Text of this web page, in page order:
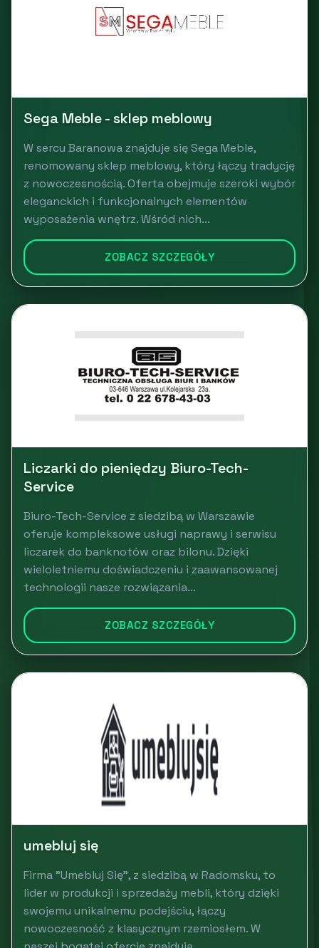
Sega Meble - sklep meblowy
W sercu Baranowa znajduje się Sega Meble,
renomowany sklep meblowy, który łączy tradycję
z nowoczesnością. Oferta obejmuje szeroki wybór
eleganckich i funkcjonalnych elementów
wyposażenia wnętrz. Wśród nich...
ZOBACZ SZCZEGÓŁY
Liczarki do pieniędzy Biuro-Tech-
Service
Biuro-Tech-Service z siedzibą w Warszawie
oferuje kompleksowe usługi naprawy i serwisu
liczarek do banknotów oraz bilonu. Dzięki
wieloletniemu doświadczeniu i zaawansowanej
technologii nasze rozwiązania...
ZOBACZ SZCZEGÓŁY
umebluj się
Firma "Umebluj Się", z siedzibą w Radomsku, to
lider w produkcji i sprzedaży mebli, który dzięki
swojemu unikalnemu podejściu, łączy
nowoczesność z klasycznym rzemiosłem. W